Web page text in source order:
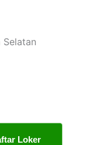
Selatan
Loker